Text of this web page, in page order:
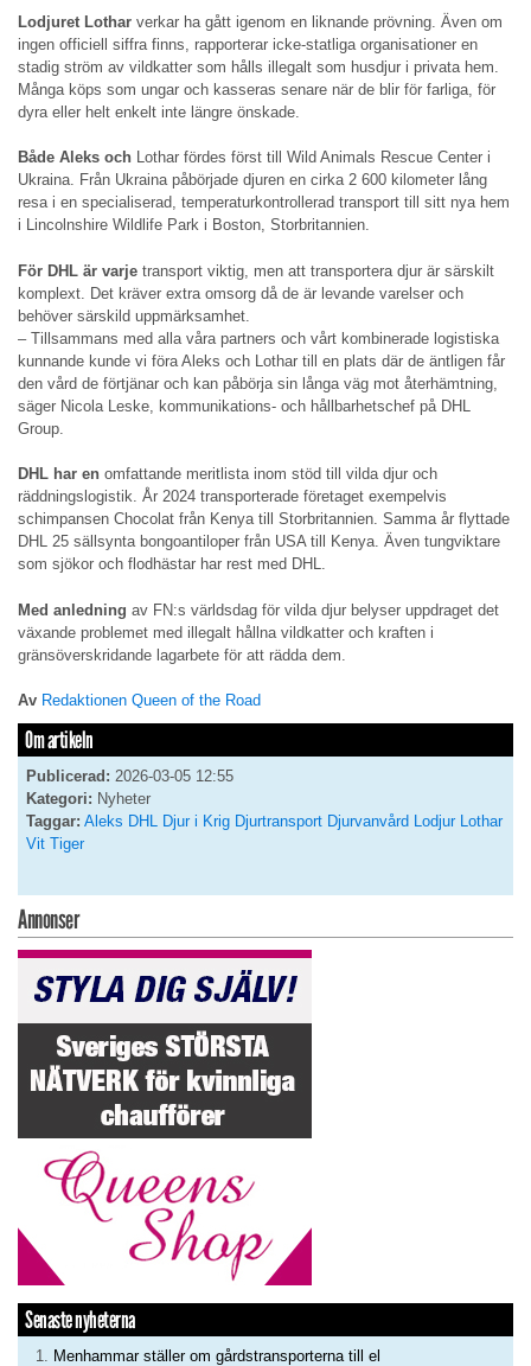
Lodjuret Lothar verkar ha gått igenom en liknande prövning. Även om
ingen officiell siffra finns, rapporterar icke-statliga organisationer en
stadig ström av vildkatter som hålls illegalt som husdjur i privata hem.
Många köps som ungar och kasseras senare när de blir för farliga, för
dyra eller helt enkelt inte längre önskade.
Både Aleks och Lothar fördes först till Wild Animals Rescue Center i
Ukraina. Från Ukraina påbörjade djuren en cirka 2 600 kilometer lång
resa i en specialiserad, temperaturkontrollerad transport till sitt nya hem
i Lincolnshire Wildlife Park i Boston, Storbritannien.
För DHL är varje transport viktig, men att transportera djur är särskilt
komplext. Det kräver extra omsorg då de är levande varelser och
behöver särskild uppmärksamhet.
– Tillsammans med alla våra partners och vårt kombinerade logistiska
kunnande kunde vi föra Aleks och Lothar till en plats där de äntligen får
den vård de förtjänar och kan påbörja sin långa väg mot återhämtning,
säger Nicola Leske, kommunikations- och hållbarhetschef på DHL
Group.
DHL har en omfattande meritlista inom stöd till vilda djur och
räddningslogistik. År 2024 transporterade företaget exempelvis
schimpansen Chocolat från Kenya till Storbritannien. Samma år flyttade
DHL 25 sällsynta bongoantiloper från USA till Kenya. Även tungviktare
som sjökor och flodhästar har rest med DHL.
Med anledning av FN:s världsdag för vilda djur belyser uppdraget det
växande problemet med illegalt hållna vildkatter och kraften i
gränsöverskridande lagarbete för att rädda dem.
Av Redaktionen Queen of the Road
Om artikeln
Publicerad: 2026-03-05 12:55
Kategori: Nyheter
Taggar: Aleks DHL Djur i Krig Djurtransport Djurvanvård Lodjur Lothar
Vit Tiger
Annonser
Senaste nyheterna
Menhammar ställer om gårdstransporterna till el